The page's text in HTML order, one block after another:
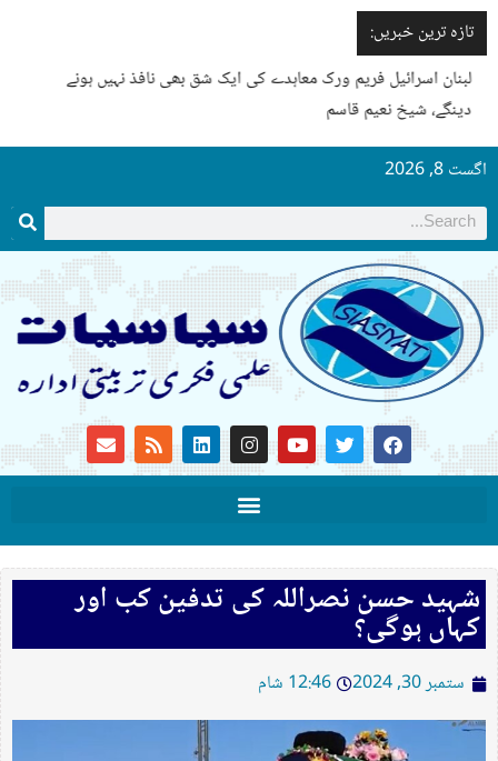
تازہ ترین خبریں:
لبنان اسرائیل فریم ورک معاہدے کی ایک شق بھی نافذ نہیں ہونے
دینگے، شیخ نعیم قاسم
اگست 8, 2026
شہید حسن نصراللہ کی تدفین کب اور
کہاں ہوگی؟
ستمبر 30, 2024 12:46 شام